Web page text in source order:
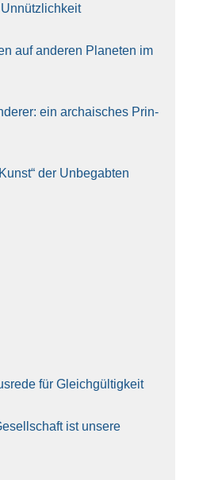
auf ande­ren Pla­ne­ten im
ein archai­sches Prin­
der Unbe­gab­ten
für Gleich­gül­tig­keit
ist unse­re